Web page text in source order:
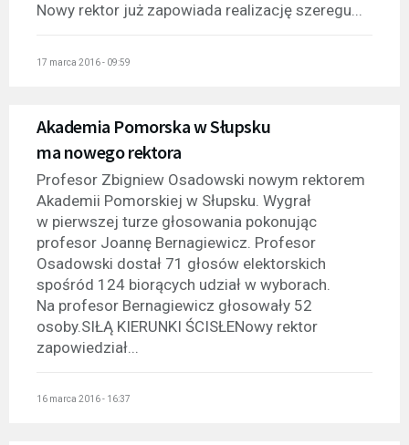
Nowy rektor już zapowiada realizację szeregu...
17 marca 2016 - 09:59
Akademia Pomorska w Słupsku
ma nowego rektora
Profesor Zbigniew Osadowski nowym rektorem
Akademii Pomorskiej w Słupsku. Wygrał
w pierwszej turze głosowania pokonując
profesor Joannę Bernagiewicz. Profesor
Osadowski dostał 71 głosów elektorskich
spośród 124 biorących udział w wyborach.
Na profesor Bernagiewicz głosowały 52
osoby.SIŁĄ KIERUNKI ŚCISŁENowy rektor
zapowiedział...
16 marca 2016 - 16:37